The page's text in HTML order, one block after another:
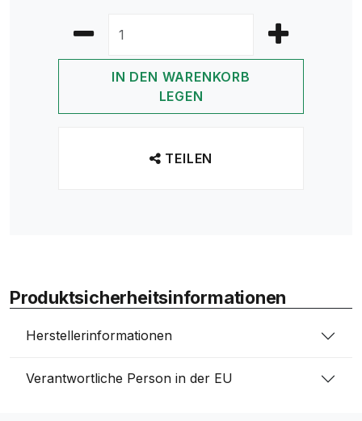
IN DEN WARENKORB
LEGEN
TEILEN
Produktsicherheitsinformationen
Herstellerinformationen
Verantwortliche Person in der EU